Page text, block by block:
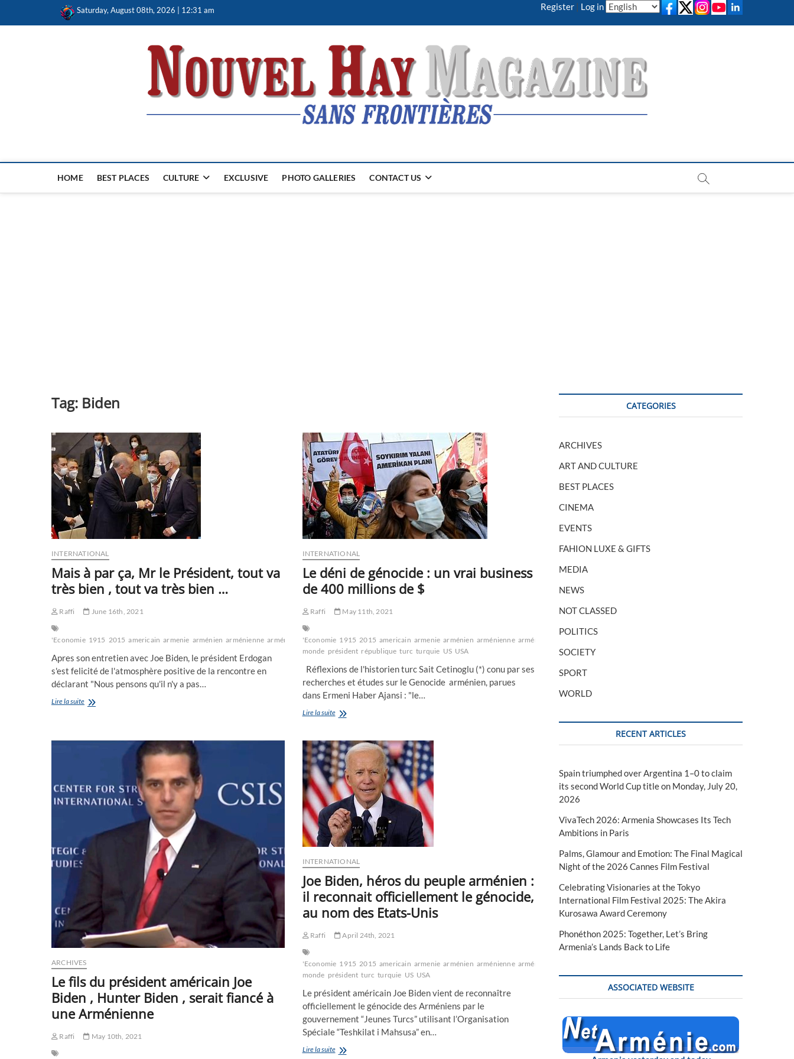
Saturday, August 08th, 2026 | 12:31 am Register | Log in
HOME BEST PLACES CULTURE EXCLUSIVE PHOTO GALLERIES CONTACT US
Tag: Biden
INTERNATIONAL
Mais à par ça, Mr le Président, tout va
très bien , tout va très bien …
Raffi June 16th, 2021
'Economie 1915 2015 americain armenie arménien arménienne arméniens Biden culture erdogan US USA
Apres son entretien avec Joe Biden, le président Erdogan
s'est felicité de l'atmosphère positive de la rencontre en
déclarant "Nous pensons qu'il n'y a pas…
Lire la suiteMais
Mr
va
très
bien
va
très
INTERNATIONAL
Le déni de génocide : un vrai business
de 400 millions de $
Raffi May 11th, 2021
'Economie 1915 2015 americain armenie arménien arménienne arméniens
monde président république turc turquie US USA
Réflexions de l'historien turc Sait Cetinoglu (*) conu par ses
recherches et études sur le Genocide arménien, parues
dans Ermeni Haber Ajansi : "le…
Lire la suiteLe
génocide
:
un
vrai
business
de
400
millions
de
$
ARCHIVES
Le fils du président américain Joe
Biden , Hunter Biden , serait fiancé à
une Arménienne
Raffi May 10th, 2021
INTERNATIONAL
Joe Biden, héros du peuple arménien :
il reconnait officiellement le génocide,
au nom des Etats-Unis
Raffi April 24th, 2021
'Economie 1915 2015 americain armenie arménien arménienne arméniens
monde président turc turquie US USA
Le président américain Joe Biden vient de reconnaître
officiellement le génocide des Arméniens par le
gouvernement “Jeunes Turcs” utilisant l’Organisation
Spéciale “Teshkilat i Mahsusa” en…
Lire la suiteJoe
CATEGORIES
ARCHIVES
ART AND CULTURE
BEST PLACES
CINEMA
EVENTS
FAHION LUXE & GIFTS
MEDIA
NEWS
NOT CLASSED
POLITICS
SOCIETY
SPORT
WORLD
RECENT ARTICLES
Spain triumphed over Argentina 1–0 to claim
its second World Cup title on Monday, July 20,
2026
VivaTech 2026: Armenia Showcases Its Tech
Ambitions in Paris
Palms, Glamour and Emotion: The Final Magical
Night of the 2026 Cannes Film Festival
Celebrating Visionaries at the Tokyo
International Film Festival 2025: The Akira
Kurosawa Award Ceremony
Phonéthon 2025: Together, Let’s Bring
Armenia’s Lands Back to Life
ASSOCIATED WEBSITE